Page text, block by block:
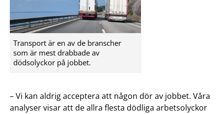
Transport är en av de branscher
som är mest drabbade av
dödsolyckor på jobbet.
– Vi kan aldrig acceptera att någon dör av jobbet. Våra
analyser visar att de allra flesta dödliga arbetsolyckor